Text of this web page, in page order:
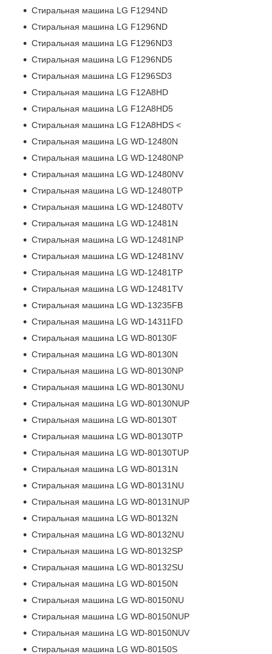
Стиральная машина LG F1294ND
Стиральная машина LG F1296ND
Стиральная машина LG F1296ND3
Стиральная машина LG F1296ND5
Стиральная машина LG F1296SD3
Стиральная машина LG F12A8HD
Стиральная машина LG F12A8HD5
Стиральная машина LG F12A8HDS <
Стиральная машина LG WD-12480N
Стиральная машина LG WD-12480NP
Стиральная машина LG WD-12480NV
Стиральная машина LG WD-12480TP
Стиральная машина LG WD-12480TV
Стиральная машина LG WD-12481N
Стиральная машина LG WD-12481NP
Стиральная машина LG WD-12481NV
Стиральная машина LG WD-12481TP
Стиральная машина LG WD-12481TV
Стиральная машина LG WD-13235FB
Стиральная машина LG WD-14311FD
Стиральная машина LG WD-80130F
Стиральная машина LG WD-80130N
Стиральная машина LG WD-80130NP
Стиральная машина LG WD-80130NU
Стиральная машина LG WD-80130NUP
Стиральная машина LG WD-80130T
Стиральная машина LG WD-80130TP
Стиральная машина LG WD-80130TUP
Стиральная машина LG WD-80131N
Стиральная машина LG WD-80131NU
Стиральная машина LG WD-80131NUP
Стиральная машина LG WD-80132N
Стиральная машина LG WD-80132NU
Стиральная машина LG WD-80132SP
Стиральная машина LG WD-80132SU
Стиральная машина LG WD-80150N
Стиральная машина LG WD-80150NU
Стиральная машина LG WD-80150NUP
Стиральная машина LG WD-80150NUV
Стиральная машина LG WD-80150S